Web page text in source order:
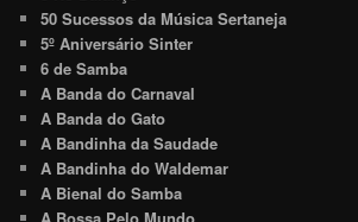
50 Sucessos da Música Sertaneja
5º Aniversário Sinter
6 de Samba
A Banda do Carnaval
A Banda do Gato
A Bandinha da Saudade
A Bandinha do Waldemar
A Bienal do Samba